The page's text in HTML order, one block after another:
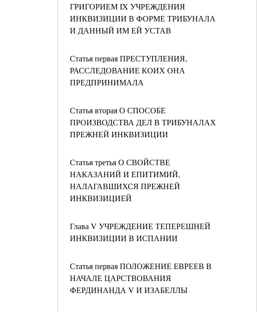
ГРИГОРИЕМ IX УЧРЕЖДЕНИЯ
ИНКВИЗИЦИИ В ФОРМЕ ТРИБУНАЛА
И ДАННЫЙ ИМ ЕЙ УСТАВ
Статья первая ПРЕСТУПЛЕНИЯ,
РАССЛЕДОВАНИЕ КОИХ ОНА
ПРЕДПРИНИМАЛА
Статья вторая О СПОСОБЕ
ПРОИЗВОДСТВА ДЕЛ В ТРИБУНАЛАХ
ПРЕЖНЕЙ ИНКВИЗИЦИИ
Статья третья О СВОЙСТВЕ
НАКАЗАНИЙ И ЕПИТИМИЙ,
НАЛАГАВШИХСЯ ПРЕЖНЕЙ
ИНКВИЗИЦИЕЙ
Глава V УЧРЕЖДЕНИЕ ТЕПЕРЕШНЕЙ
ИНКВИЗИЦИИ В ИСПАНИИ
Статья первая ПОЛОЖЕНИЕ ЕВРЕЕВ В
НАЧАЛЕ ЦАРСТВОВАНИЯ
ФЕРДИНАНДА V И ИЗАБЕЛЛЫ